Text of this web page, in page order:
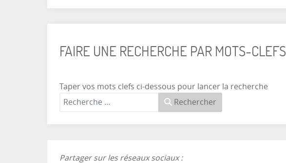
FAIRE UNE RECHERCHE PAR MOTS-CLEFS
Taper vos mots clefs ci-dessous pour lancer la recherche
Rechercher
Partager sur les réseaux sociaux :